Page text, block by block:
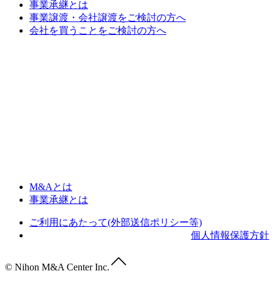
事業承継とは
事業譲渡・会社譲渡をご検討の方へ
会社を買うことをご検討の方へ
M&Aとは
事業承継とは
ご利用にあたって(外部送信ポリシー等)
個人情報保護方針
© Nihon M&A Center Inc.